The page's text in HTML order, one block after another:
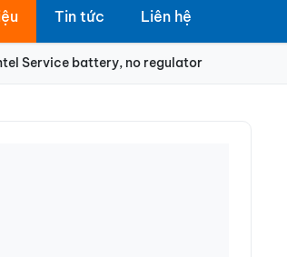
Tin tức Liên hệ
Service battery, no regulator